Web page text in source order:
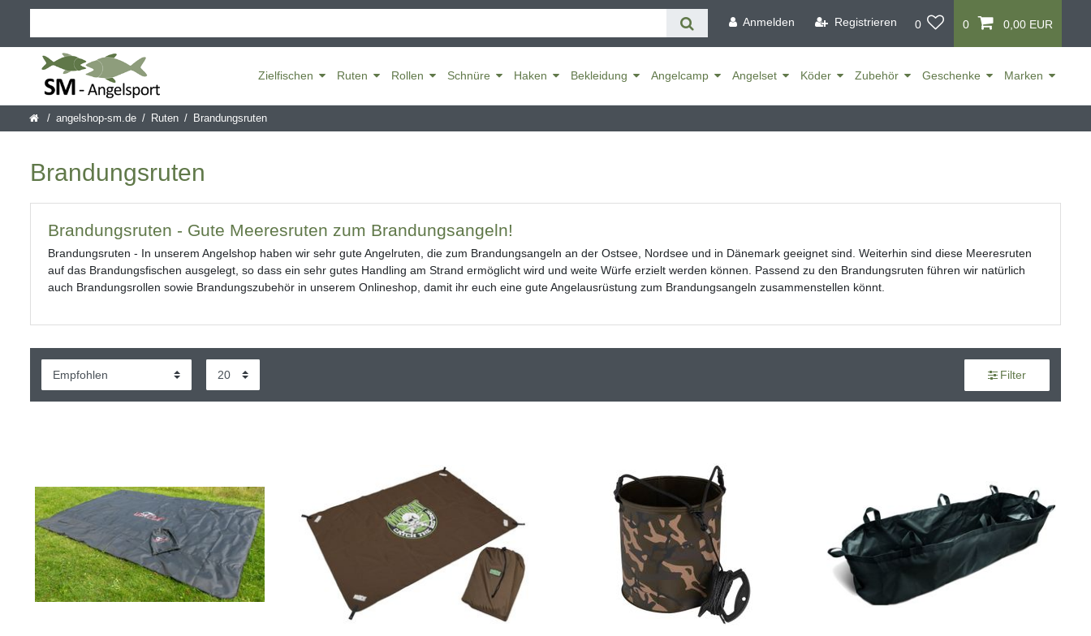
Anmelden Registrieren 0 0 0,00 EUR
Zielfischen Ruten Rollen Schnüre Haken Bekleidung Angelcamp Angelset Köder Zubehör Geschenke Marken
angelshop-sm.de Ruten Brandungsruten
Brandungsruten
Brandungsruten - Gute Meeresruten zum Brandungsangeln!
Brandungsruten - In unserem Angelshop haben wir sehr gute Angelruten, die zum Brandungsangeln an der Ostsee, Nordsee und in Dänemark geeignet sind. Weiterhin sind diese Meeresruten
auf das Brandungsfischen ausgelegt, so dass ein sehr gutes Handling am Strand ermöglicht wird und weite Würfe erzielt werden können. Passend zu den Brandungsruten führen wir natürlich
auch Brandungsrollen sowie Brandungszubehör in unserem Onlineshop, damit ihr euch eine gute Angelausrüstung zum Brandungsangeln zusammenstellen könnt.
Filter